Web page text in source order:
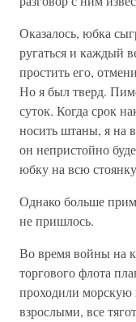
Оказалось, юбка
ругаться и каждый
простить его,
Но я был тверд.
суток. Когда срок
носить штаны, я на
он непристойно
юбку на всю
Однако больше
не пришлось.
Во время войны на
торгового флота
проходили морскую
взрослыми, все